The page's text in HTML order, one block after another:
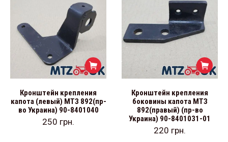
Кронштейн крепления
капота (левый) МТЗ 892(пр-
во Украина) 90-8401040
250 грн.
Кронштейн крепления
боковины капота МТЗ
892(правый) (пр-во
Украина) 90-8401031-01
220 грн.